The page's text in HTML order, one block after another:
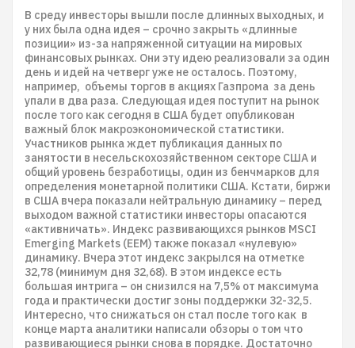
В среду инвесторы вышли после длинных выходных, и
у них была одна идея – срочно закрыть «длинные
позиции» из-за напряженной ситуации на мировых
финансовых рынках. Они эту идею реализовали за один
день и идей на четверг уже не осталось. Поэтому,
например, объемы торгов в акциях Газпрома за день
упали в два раза. Следующая идея поступит на рынок
после того как сегодня в США будет опубликован
важный блок макроэкономической статистики.
Участников рынка ждет публикация данных по
занятости в несельскохозяйственном секторе США и
общий уровень безработицы, один из бенчмарков для
определения монетарной политики США. Кстати, биржи
в США вчера показали нейтральную динамику – перед
выходом важной статистики инвесторы опасаются
«активничать». Индекс развивающихся рынков MSCI
Emerging Markets (EEM) также показал «нулевую»
динамику. Вчера этот индекс закрылся на отметке
32,78 (минимум дня 32,68). В этом индексе есть
большая интрига – он снизился на 7,5% от максимума
года и практически достиг зоны поддержки 32-32,5.
Интересно, что снижаться он стал после того как в
конце марта аналитики написали обзоры о том что
развивающиеся рынки снова в порядке. Достаточно